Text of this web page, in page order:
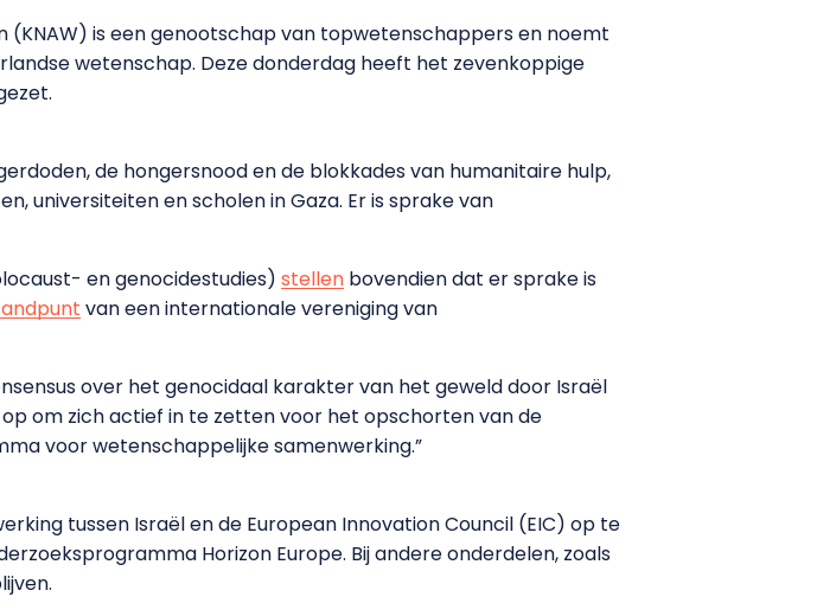
(KNAW) is een genootschap van topwetenschappers en noemt
wetenschap. Deze donderdag heeft het zevenkoppige
de hongersnood en de blokkades van humanitaire hulp,
universiteiten en scholen in Gaza. Er is sprake van
en genocidestudies) stellen bovendien dat er sprake is
van een internationale vereniging van
over het genocidaal karakter van het geweld door Israël
om zich actief in te zetten voor het opschorten van de
voor wetenschappelijke samenwerking.”
tussen Israël en de European Innovation Council (EIC) op te
Horizon Europe. Bij andere onderdelen, zoals